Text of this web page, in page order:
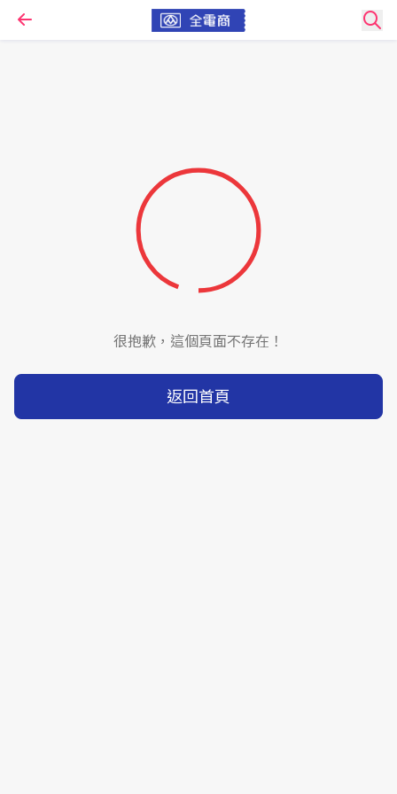
很抱歉，這個頁面不存在！
返回首頁